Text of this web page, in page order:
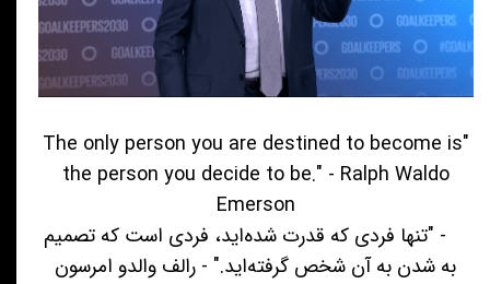
"The only person you are destined to become is
the person you decide to be." - Ralph Waldo
Emerson
- "تنها فردی که قدرت شده‌اید، فردی است که تصمیم
به شدن به آن شخص گرفته‌اید." - رالف والدو امرسون